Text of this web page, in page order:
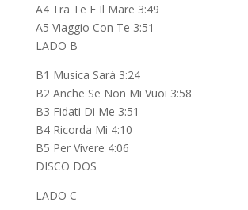
A4 Tra Te E Il Mare 3:49
A5 Viaggio Con Te 3:51
LADO B
B1 Musica Sarà 3:24
B2 Anche Se Non Mi Vuoi 3:58
B3 Fidati Di Me 3:51
B4 Ricorda Mi 4:10
B5 Per Vivere 4:06
DISCO DOS
LADO C